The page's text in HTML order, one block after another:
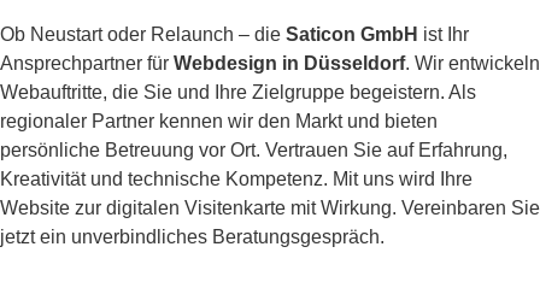
Ob Neustart oder Relaunch – die Saticon GmbH ist Ihr
Ansprechpartner für Webdesign in Düsseldorf. Wir entwickeln
Webauftritte, die Sie und Ihre Zielgruppe begeistern. Als
regionaler Partner kennen wir den Markt und bieten
persönliche Betreuung vor Ort. Vertrauen Sie auf Erfahrung,
Kreativität und technische Kompetenz. Mit uns wird Ihre
Website zur digitalen Visitenkarte mit Wirkung. Vereinbaren Sie
jetzt ein unverbindliches Beratungsgespräch.